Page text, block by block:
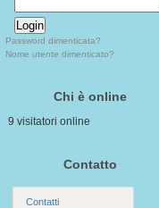
Password dimenticata?
Nome utente dimenticato?
Chi è online
9 visitatori online
Contatto
Contatti